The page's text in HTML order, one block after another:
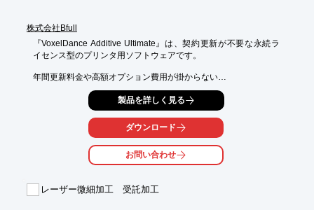
株式会社Bfull
『VoxelDance Additive Ultimate』は、契約更新が不要な永続ラ
イセンス型のプリンタ用ソフトウェアです。
年間更新料金や高額オプション費用が掛からない
3DプリンタのAM用ソフトウェアのご提案です。
航空宇宙、医療、自動車、金型、歯科、教育といった数多くの業
ニーズを実現するために最適化。シンプルで使いやすいUIとラテ
2D/3Dネスティング、自動サポート生成に加えてSinterbox機能な
高機能モジュールも基本価格に含んでいます。
製品を詳しく見る
ダウンロード
お問い合わせ
レーザー微細加工 受託加工